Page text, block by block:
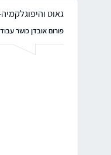
גאוט
פורום אובדן כושר